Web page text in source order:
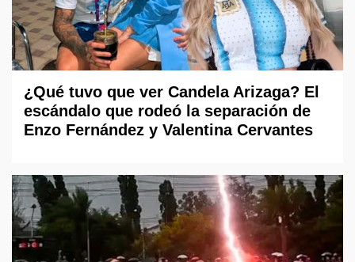
¿Qué tuvo que ver Candela Arizaga? El
escándalo que rodeó la separación de
Enzo Fernández y Valentina Cervantes